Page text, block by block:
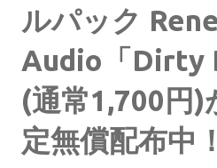
ルパック
Audio「Dirty
(通常1,700円)
定無償配布中